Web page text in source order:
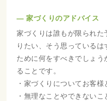
― 家づくりのアドバイス
家づくりは誰もが限られた
りたい、そう思っている
ために何をすべきでしょ
ることです。
・家づくりについてお客
・無理なことやできないこ